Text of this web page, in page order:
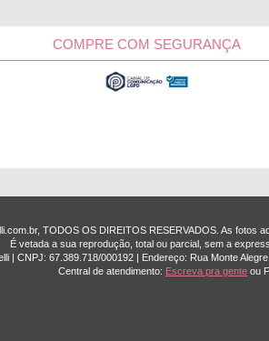
COMPRE COM SEGURANÇA
TODOS OS DIREITOS RESERVADOS. As fotos
É vetada a sua reprodução, total ou parcial, sem a
| CNPJ: 67.389.718/0001­92 | Endereço: Rua Monte
Central de atendimento: Escreva pra gente ou